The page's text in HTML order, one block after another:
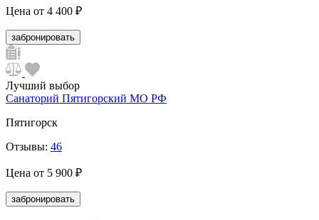
Цена от 4 400 ₽
забронировать
Лучший выбор
Санаторий Пятигорский МО РФ
Пятигорск
Отзывы: 46
Цена от 5 900 ₽
забронировать